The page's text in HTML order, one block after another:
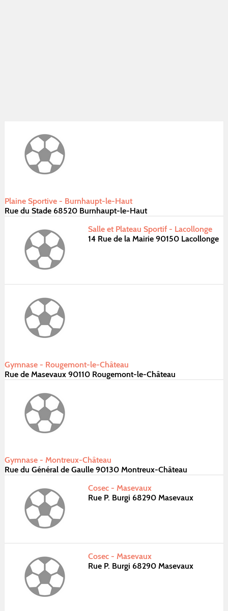
Plaine Sportive - Burnhaupt-le-Haut
Rue du Stade 68520 Burnhaupt-le-Haut
Salle et Plateau Sportif - Lacollonge
14 Rue de la Mairie 90150 Lacollonge
Gymnase - Rougemont-le-Château
Rue de Masevaux 90110 Rougemont-le-Château
Gymnase - Montreux-Château
Rue du Général de Gaulle 90130 Montreux-Château
Cosec - Masevaux
Rue P. Burgi 68290 Masevaux
Cosec - Masevaux
Rue P. Burgi 68290 Masevaux